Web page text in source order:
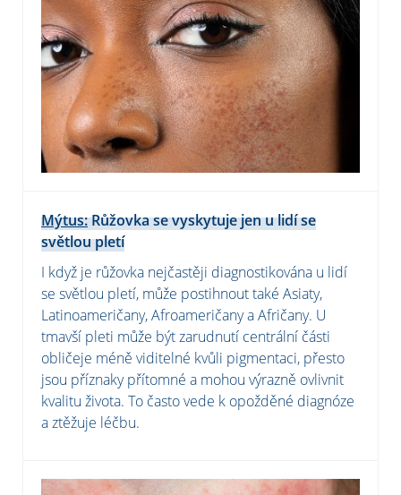
Mýtus:Růžovka se vyskytuje jen u lidí se
světlou pletí
I když je růžovka nejčastěji diagnostikována u lidí
se světlou pletí, může postihnout také Asiaty,
Latinoameričany, Afroameričany a Afričany. U
tmavší pleti může být zarudnutí centrální části
obličeje méně viditelné kvůli pigmentaci, přesto
jsou příznaky přítomné a mohou výrazně ovlivnit
kvalitu života. To často vede k opožděné diagnóze
a ztěžuje léčbu.